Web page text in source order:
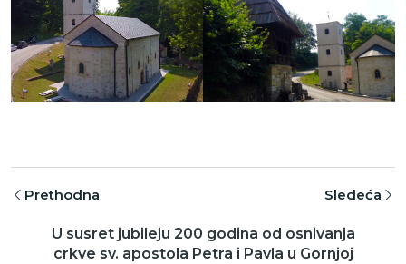
Prethodna
U susret jubileju 200 godina od osnivanja
crkve sv. apostola Petra i Pavla u Gornjoj
Sledeća